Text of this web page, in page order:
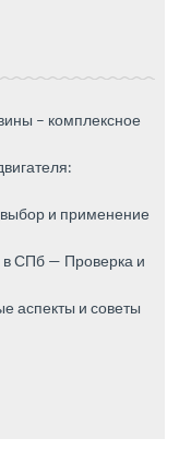
– комплексное
и применение
в СПб — Проверка и
аспекты и советы